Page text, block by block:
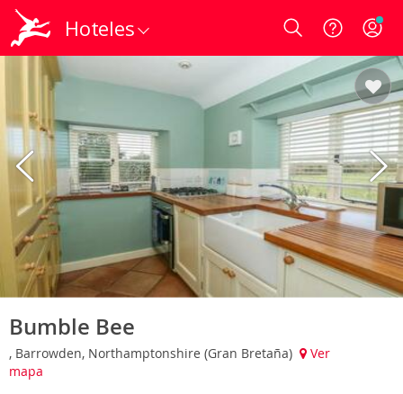
Hoteles Login
Bumble Bee
, Barrowden, Northamptonshire (Gran Bretaña)
Ver
mapa